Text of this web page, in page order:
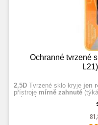
Ochranné tvrzené
2,5D Tvrzené sklo kryje jen
přístroje mírně zahnuté
zahnutím.
Fotografie jsou ilustrační.